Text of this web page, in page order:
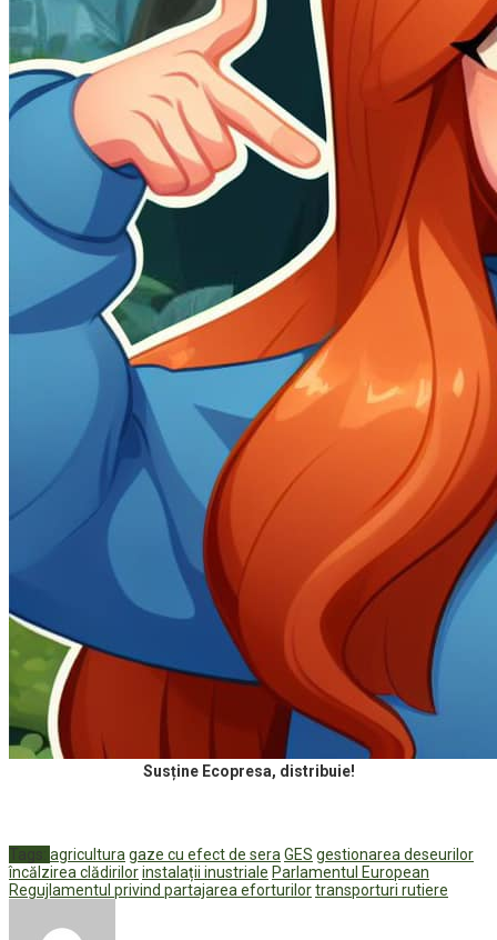
Susține Ecopresa, distribuie!
Tags: agricultura gaze cu efect de sera GES gestionarea deseurilor
încălzirea clădirilorinstalații inustriale Parlamentul European
Regujlamentul privind partajarea eforturilortransporturi rutiere